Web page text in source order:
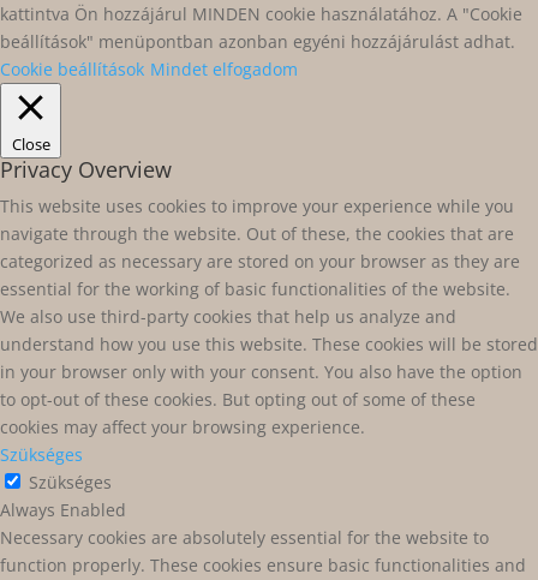
kattintva Ön hozzájárul MINDEN cookie használatához. A "Cookie
beállítások" menüpontban azonban egyéni hozzájárulást adhat.
Cookie beállítások Mindet elfogadom
Close
Privacy Overview
This website uses cookies to improve your experience while you
navigate through the website. Out of these, the cookies that are
categorized as necessary are stored on your browser as they are
essential for the working of basic functionalities of the website.
We also use third-party cookies that help us analyze and
understand how you use this website. These cookies will be stored
in your browser only with your consent. You also have the option
to opt-out of these cookies. But opting out of some of these
cookies may affect your browsing experience.
Szükséges
Szükséges
Always Enabled
Necessary cookies are absolutely essential for the website to
function properly. These cookies ensure basic functionalities and